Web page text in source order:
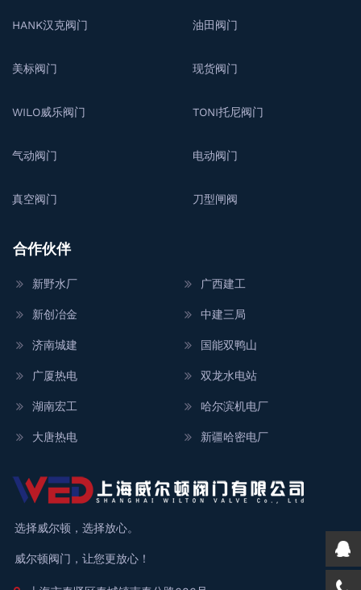
HANK汉克阀门 油田阀门
美标阀门 现货阀门
WILO威乐阀门 TONI托尼阀门
气动阀门 电动阀门
真空阀门 刀型闸阀
合作伙伴
新野水厂
新创冶金
济南城建
广厦热电
湖南宏工
大唐热电
广西建工
中建三局
国能双鸭山
双龙水电站
哈尔滨机电厂
新疆哈密电厂
选择威尔顿，选择放心。
威尔顿阀门，让您更放心！